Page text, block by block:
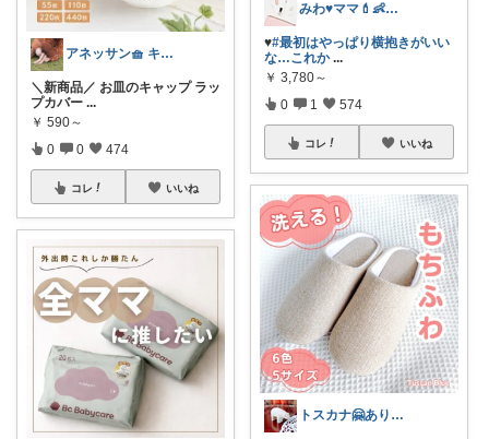
アネッサン🧺 キッチンと暮らしの実用品
＼新商品／ お皿のキャップ ラッ
プカバー ...
￥ 590～
0 0 474
コレ いいね
みわ♥️ママ💄👶夏かわいい
♥️#最初はやっぱり横抱きがいい
な…これか ...
￥ 3,780～
0 1 574
コレ いいね
トスカナ🤗ありがとうございます💕